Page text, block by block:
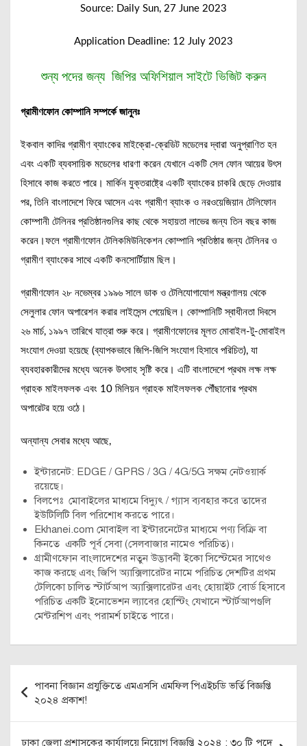
Source: Daily Sun, 27 June 2023
Application Deadline: 12 July 2023
শুন্য পদের জন্য জিপির অফিশিয়াল সাইটে ভিজিট করুন
গ্রামীণফোন কোম্পানি সম্পর্কে জানুনঃ
ইকবাল কাদির গ্রামীণ ব্যাংকের মাইক্রো-ক্রেডিট মডেলের দ্বারা অনুপ্রাণিত হন
এবং একটি ব্যবসায়িক মডেলের ধারণা করেন যেখানে একটি সেল ফোন আয়ের উৎস
হিসাবে কাজ করতে পারে। মার্কিন যুক্তরাষ্ট্রে একটি ব্যাংকের চাকরি ছেড়ে দেওয়ার
পর, তিনি বাংলাদেশে ফিরে আসেন এবং গ্রামীণ ব্যাংক ও নরওয়েজিয়ান টেলিফোন
কোম্পানী টেলিনর প্রতিষ্ঠানগুলির কাছ থেকে সহায়তা লাভের জন্য তিন বছর কাজ
করেন।ফলে গ্রামীণফোন টেলিকমিউনিকেশন কোম্পানি প্রতিষ্ঠার জন্য টেলিনর ও
গ্রামীণ ব্যাংকের সাথে একটি কনসোর্টিয়াম ছিল।
গ্রামীণফোন ২৮ নভেম্বর ১৯৯৬ সালে ডাক ও টেলিযোগাযোগ মন্ত্রণালয় থেকে
সেলুলার ফোন অপারেশন করার লাইসেন্স পেয়েছিল। কোম্পানিটি স্বাধীনতা দিবসে
২৬ মার্চ, ১৯৯৭ তারিখে যাত্রা শুরু করে। গ্রামীণফোনের মূলত মোবাইল-টু-মোবাইল
সংযোগ দেওয়া হয়েছে (ব্যাপকভাবে জিপি-জিপি সংযোগ হিসাবে পরিচিত), যা
ব্যবহারকারীদের মধ্যে অনেক উৎসাহ সৃষ্টি করে। এটি বাংলাদেশে প্রথম লক্ষ লক্ষ
গ্রাহক মাইলফলক এবং 10 মিলিয়ন গ্রাহক মাইলফলক পৌঁছানোর প্রথম
অপারেটর হয়ে ওঠে।
অন্যান্য সেবার মধ্যে আছে,
ইন্টারনেট: EDGE / GPRS / 3G / 4G/5G সক্ষম নেটওয়ার্ক
রয়েছে।
বিলপেঃ মোবাইলের মাধ্যমে বিদ্যুৎ / গ্যাস ব্যবহার করে তাদের
ইউটিলিটি বিল পরিশোধ করতে পারে।
Ekhanei.com মোবাইল বা ইন্টারনেটের মাধ্যমে পণ্য বিক্রি বা
কিনতে একটি পূর্ব সেবা (সেলবাজার নামেও পরিচিত)।
গ্রামীণফোন বাংলাদেশের নতুন উদ্ভাবনী ইকো সিস্টেমের সাথেও
কাজ করছে এবং জিপি অ্যাক্সিলারেটর নামে পরিচিত দেশটির প্রথম
টেলিকো চালিত স্টার্টআপ অ্যাক্সিলারেটর এবং হোয়াইট বোর্ড হিসাবে
পরিচিত একটি ইনোভেশন ল্যাবের হোস্টিং যেখানে স্টার্টআপগুলি
মেন্টরশিপ এবং পরামর্শ চাইতে পারে।
navigation
পাবনা বিজ্ঞান প্রযুক্তিতে এমএসসি এমফিল পিএইচডি ভর্তি বিজ্ঞপ্তি
২০২৪ প্রকাশ!
ঢাকা জেলা প্রশাসকের কার্যালয়ে নিয়োগ বিজ্ঞপ্তি ২০২৪ : ৩০ টি পদে